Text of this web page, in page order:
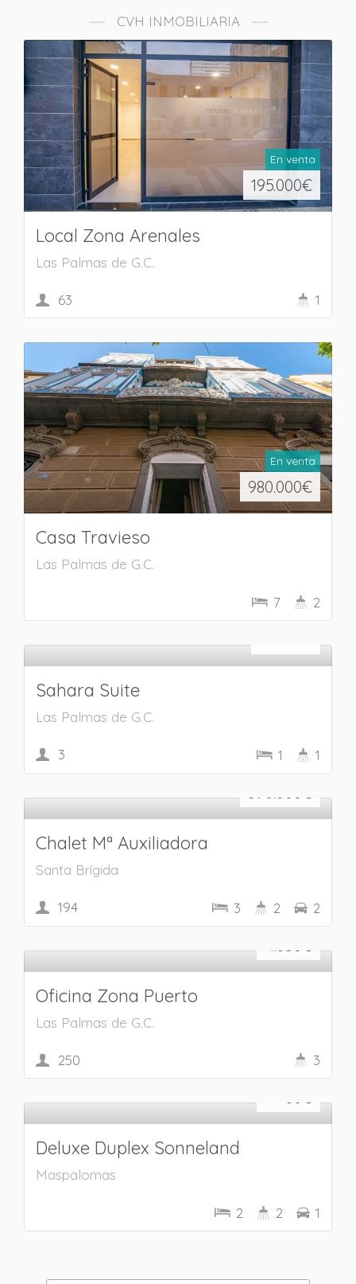
CVH INMOBILIARIA
En venta
195.000€
Local Zona Arenales
Las Palmas de G.C.
63 1
En venta
980.000€
Casa Travieso
Las Palmas de G.C.
7 2
Alquiler vacacional
Sahara Suite
Las Palmas de G.C.
3 1 1
En venta
390.000 €
Chalet Mª Auxiliadora
Santa Brígida
194 3 2 2
En alquiler
1.850 €
Oficina Zona Puerto
Las Palmas de G.C.
250 3
Alquiler vacacional
80 €
Deluxe Duplex Sonneland
Maspalomas
2 2 1